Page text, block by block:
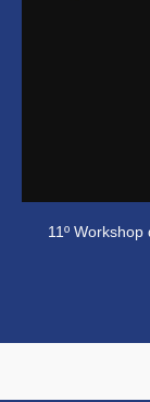
11º